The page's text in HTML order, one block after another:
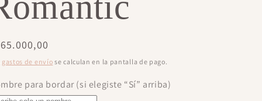
gastos de envío se calculan en la pantalla de pago.
para bordar (si elegiste “Sí” arriba)